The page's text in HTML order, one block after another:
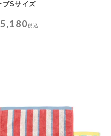
ブSサイズ
税込